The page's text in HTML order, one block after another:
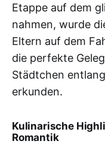
Etappe auf dem
nahmen, wurde
Eltern auf dem
die perfekte
Städtchen
erkunden.
Kulinarische
Romantik